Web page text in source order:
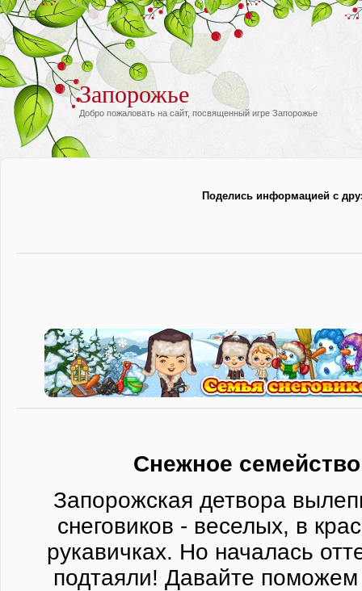
Запорожье
Добро пожаловать на сайт, посвященный игре Запорожье
Поделись информацией с
Снежное семейство
Запорожская детвора
снеговиков - веселых, в
рукавичках. Но началась
подтаяли! Давайте поможем